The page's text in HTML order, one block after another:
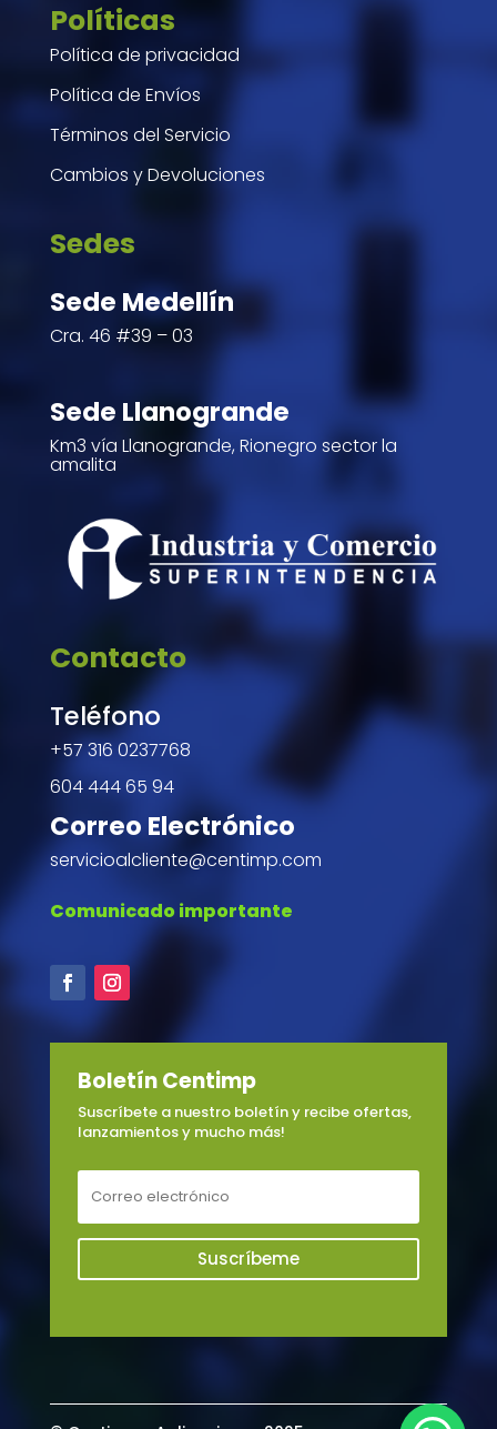
Políticas
Política de privacidad
Política de Envíos
Términos del Servicio
Cambios y Devoluciones
Sedes
Sede Medellín
Cra. 46 #39 – 03
Sede Llanogrande
Km3 vía Llanogrande, Rionegro sector la
amalita
Contacto
Teléfono
+57 316 0237768
604 444 65 94
Correo Electrónico
servicioalcliente@centimp.com
Comunicado importante
Boletín Centimp
Suscríbete a nuestro boletín y recibe ofertas,
lanzamientos y mucho más!
Suscríbeme